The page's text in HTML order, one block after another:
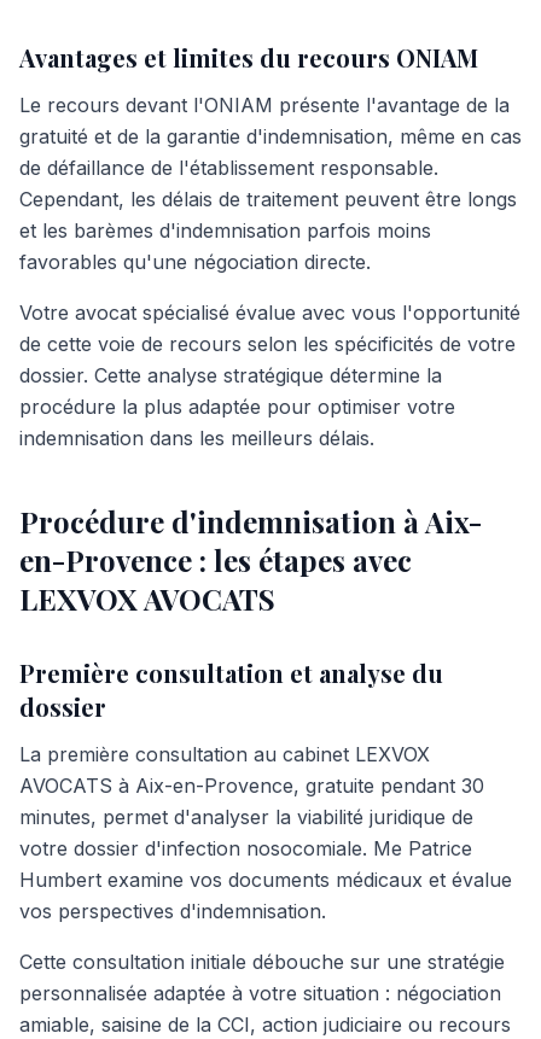
Avantages et limites du recours ONIAM
Le recours devant l'ONIAM présente l'avantage de la
gratuité et de la garantie d'indemnisation, même en cas
de défaillance de l'établissement responsable.
Cependant, les délais de traitement peuvent être longs
et les barèmes d'indemnisation parfois moins
favorables qu'une négociation directe.
Votre avocat spécialisé évalue avec vous l'opportunité
de cette voie de recours selon les spécificités de votre
dossier. Cette analyse stratégique détermine la
procédure la plus adaptée pour optimiser votre
indemnisation dans les meilleurs délais.
Procédure d'indemnisation à Aix-
en-Provence : les étapes avec
LEXVOX AVOCATS
Première consultation et analyse du
dossier
La première consultation au cabinet LEXVOX
AVOCATS à Aix-en-Provence, gratuite pendant 30
minutes, permet d'analyser la viabilité juridique de
votre dossier d'infection nosocomiale. Me Patrice
Humbert examine vos documents médicaux et évalue
vos perspectives d'indemnisation.
Cette consultation initiale débouche sur une stratégie
personnalisée adaptée à votre situation : négociation
amiable, saisine de la CCI, action judiciaire ou recours